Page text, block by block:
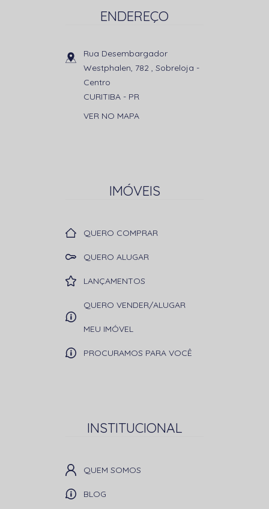
ENDEREÇO
Rua Desembargador
Westphalen, 782 , Sobreloja -
Centro
CURITIBA - PR
VER NO MAPA
IMÓVEIS
QUERO COMPRAR
QUERO ALUGAR
LANÇAMENTOS
QUERO VENDER/ALUGAR
MEU IMÓVEL
PROCURAMOS PARA VOCÊ
INSTITUCIONAL
QUEM SOMOS
BLOG